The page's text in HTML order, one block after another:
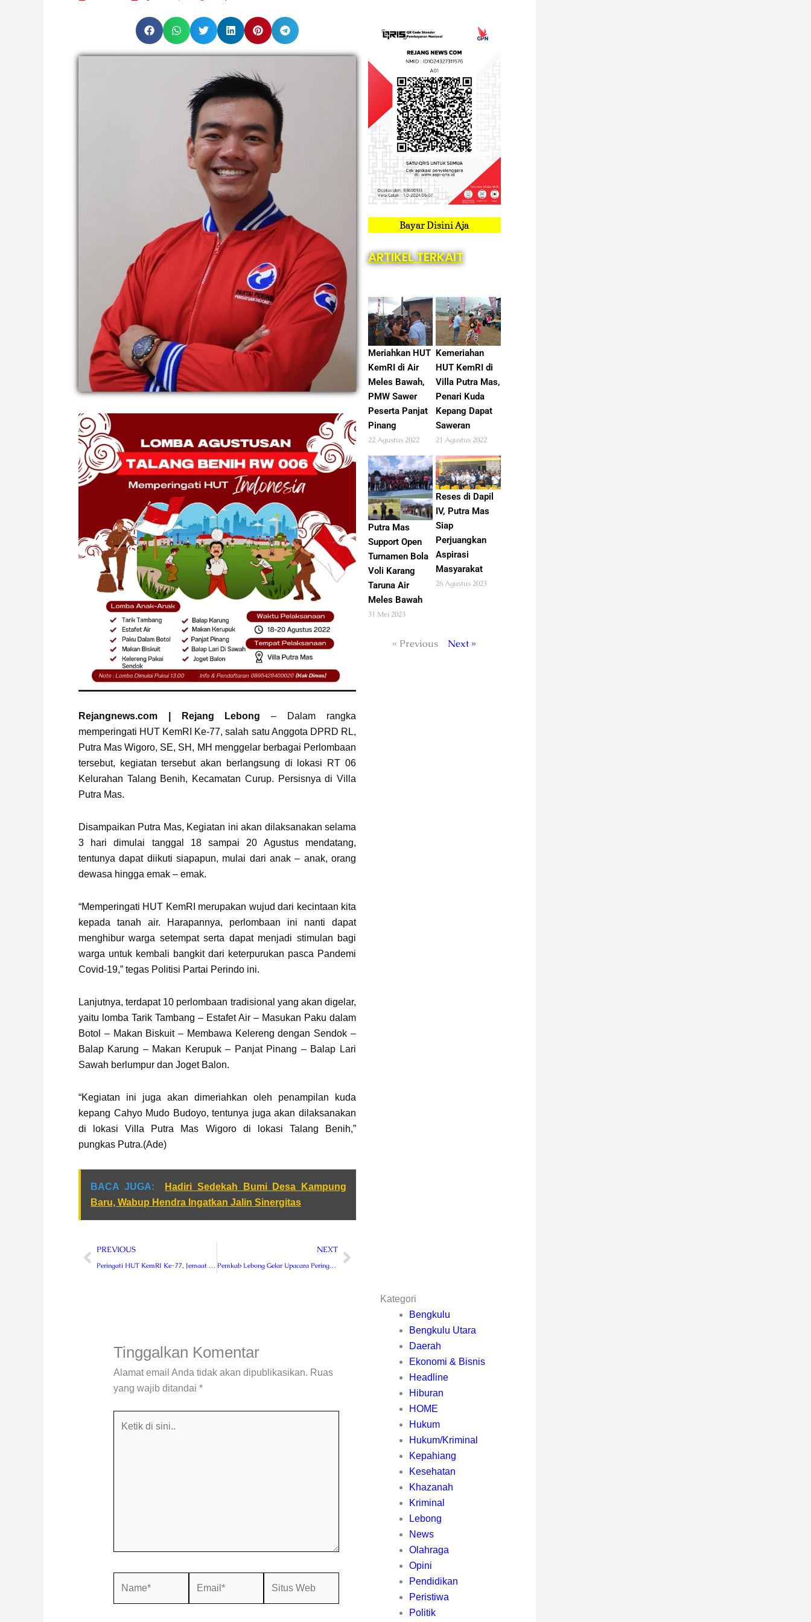
Rejangnews.com | Rejang Lebong – Dalam rangka
memperingati HUT KemRI Ke-77, salah satu Anggota DPRD RL,
Putra Mas Wigoro, SE, SH, MH menggelar berbagai Perlombaan
tersebut, kegiatan tersebut akan berlangsung di lokasi RT 06
Kelurahan Talang Benih, Kecamatan Curup. Persisnya di Villa
Putra Mas.
Disampaikan Putra Mas, Kegiatan ini akan dilaksanakan selama
3 hari dimulai tanggal 18 sampai 20 Agustus mendatang,
tentunya dapat diikuti siapapun, mulai dari anak – anak, orang
dewasa hingga emak – emak.
“Memperingati HUT KemRI merupakan wujud dari kecintaan kita
kepada tanah air. Harapannya, perlombaan ini nanti dapat
menghibur warga setempat serta dapat menjadi stimulan bagi
warga untuk kembali bangkit dari keterpurukan pasca Pandemi
Covid-19,” tegas Politisi Partai Perindo ini.
Lanjutnya, terdapat 10 perlombaan tradisional yang akan digelar,
yaitu lomba Tarik Tambang – Estafet Air – Masukan Paku dalam
Botol – Makan Biskuit – Membawa Kelereng dengan Sendok –
Balap Karung – Makan Kerupuk – Panjat Pinang – Balap Lari
Sawah berlumpur dan Joget Balon.
“Kegiatan ini juga akan dimeriahkan oleh penampilan kuda
kepang Cahyo Mudo Budoyo, tentunya juga akan dilaksanakan
di lokasi Villa Putra Mas Wigoro di lokasi Talang Benih,”
pungkas Putra.(Ade)
BACA JUGA:
Hadiri Sedekah Bumi Desa Kampung
Baru, Wabup Hendra Ingatkan Jalin Sinergitas
Prev
PREVIOUS
Peringati HUT KemRI Ke-77, Jemaat GKII Curup Gelar Upacara dan Ibadah Padang
NEXT
Pemkab Lebong Gelar Upacara Peringatan HUT KemRI Ke 77
Next
Bayar Disini Aja
ARTIKEL TERKAIT
Meriahkan HUT
KemRI di Air
Meles Bawah,
PMW Sawer
Peserta Panjat
Pinang
22 Agustus 2022
Kemeriahan
HUT KemRI di
Villa Putra Mas,
Penari Kuda
Kepang Dapat
Saweran
21 Agustus 2022
Putra Mas
Support Open
Turnamen Bola
Voli Karang
Taruna Air
Meles Bawah
31 Mei 2023
Reses di Dapil
IV, Putra Mas
Siap
Perjuangkan
Aspirasi
Masyarakat
26 Agustus 2023
« Previous Next »
Tinggalkan Komentar
Alamat email Anda tidak akan dipublikasikan. Ruas
yang wajib ditandai *
Kategori
Bengkulu
Bengkulu Utara
Daerah
Ekonomi & Bisnis
Headline
Hiburan
HOME
Hukum
Hukum/Kriminal
Kepahiang
Kesehatan
Khazanah
Kriminal
Lebong
News
Olahraga
Opini
Pendidikan
Peristiwa
Politik